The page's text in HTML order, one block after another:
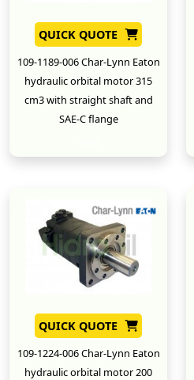
QUICK QUOTE
109-1189-006 Char-Lynn Eaton
hydraulic orbital motor 315
cm3 with straight shaft and
SAE-C flange
QUICK QUOTE
109-1224-006 Char-Lynn Eaton
hydraulic orbital motor 200